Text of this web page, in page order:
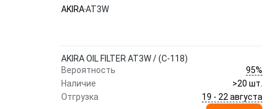
AKIRAAT3W
AKIRA OIL FILTER AT3W / (C-118)
Вероятность
95%
Наличие
>20 шт.
Отгрузка
19 - 22 августа